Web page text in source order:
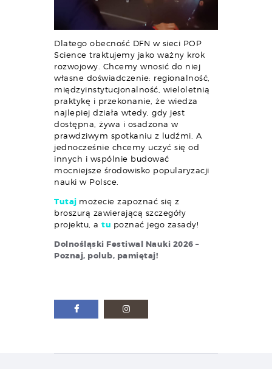
Dlatego obecność DFN w sieci POP
Science traktujemy jako ważny krok
rozwojowy. Chcemy wnosić do niej
własne doświadczenie: regionalność,
międzyinstytucjonalność, wieloletnią
praktykę i przekonanie, że wiedza
najlepiej działa wtedy, gdy jest
dostępna, żywa i osadzona w
prawdziwym spotkaniu z ludźmi. A
jednocześnie chcemy uczyć się od
innych i wspólnie budować
mocniejsze środowisko popularyzacji
nauki w Polsce.
Tutaj możecie zapoznać się z
broszurą zawierającą szczegóły
projektu, a tu poznać jego zasady!
Dolnośląski Festiwal Nauki 2026 –
Poznaj, polub, pamiętaj!